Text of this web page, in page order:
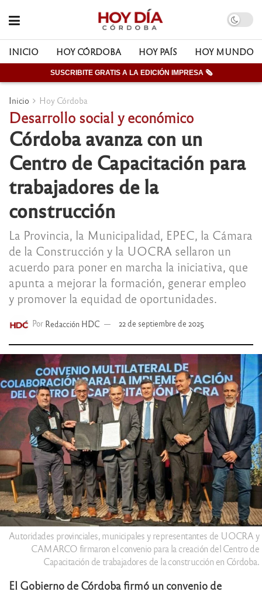
INICIO HOY CÓRDOBA HOY PAÍS HOY MUNDO
SUSCRIBITE GRATIS A LA EDICIÓN IMPRESA 🗞
Inicio Hoy Córdoba
Desarrollo social y económico
Córdoba avanza con un
Centro de Capacitación para
trabajadores de la
construcción
La Provincia, la Municipalidad, EPEC, la Cámara
de la Construcción y la UOCRA sellaron un
acuerdo para poner en marcha la iniciativa, que
apunta a mejorar la formación, generar empleo
y promover la equidad de oportunidades.
Por Redacción HDC 22 de septiembre de 2025
Autoridades provinciales, municipales y representantes de UOCRA y
CAMARCO firmaron el convenio para la creación del Centro de
Capacitación de trabajadores de la construcción en Córdoba.
El Gobierno de Córdoba firmó un convenio de